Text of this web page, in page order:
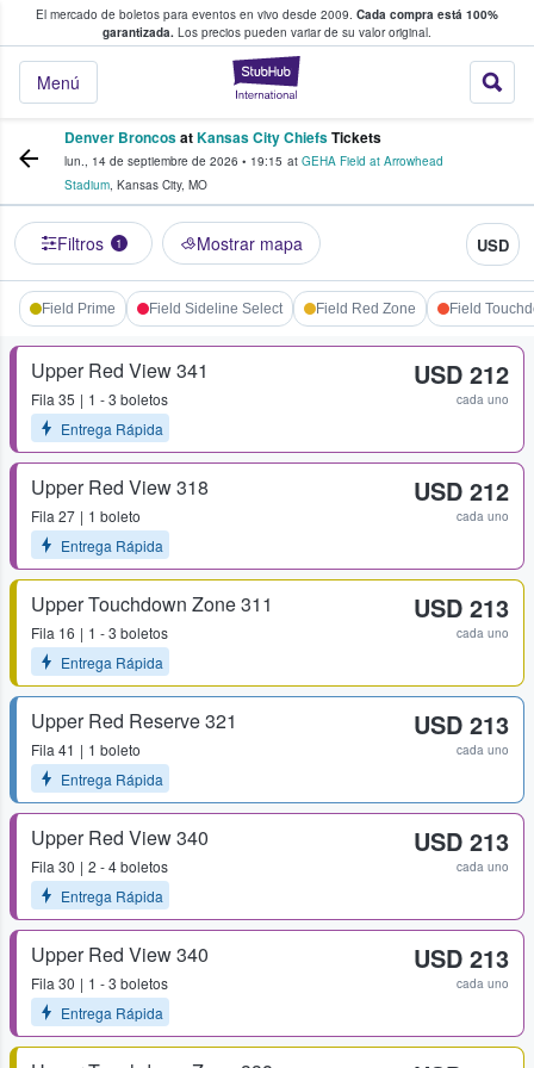
El mercado de boletos para eventos en vivo desde 2009. Cada compra está 100%
garantizada. Los precios pueden variar de su valor original.
StubHub: donde
Menú
fans compran y venden boletos
Denver BroncosatKansas City ChiefsTickets
lun., 14 de septiembre de 2026 • 19:15 at GEHA Field at Arrowhead
Stadium, Kansas City, MO
Filtros 1 Mostrar mapa USD
Field Prime Field Sideline Select Field Red Zone Field
Upper Red View 341
Fila 35
1 - 3 boletos
Entrega Rápida
USD 212
cada uno
Upper Red View 318
Fila 27
1 boleto
Entrega Rápida
USD 212
cada uno
Upper Touchdown Zone 311
Fila 16
1 - 3 boletos
Entrega Rápida
USD 213
cada uno
Upper Red Reserve 321
Fila 41
1 boleto
Entrega Rápida
USD 213
cada uno
Upper Red View 340
Fila 30
2 - 4 boletos
Entrega Rápida
USD 213
cada uno
Upper Red View 340
Fila 30
1 - 3 boletos
Entrega Rápida
USD 213
cada uno